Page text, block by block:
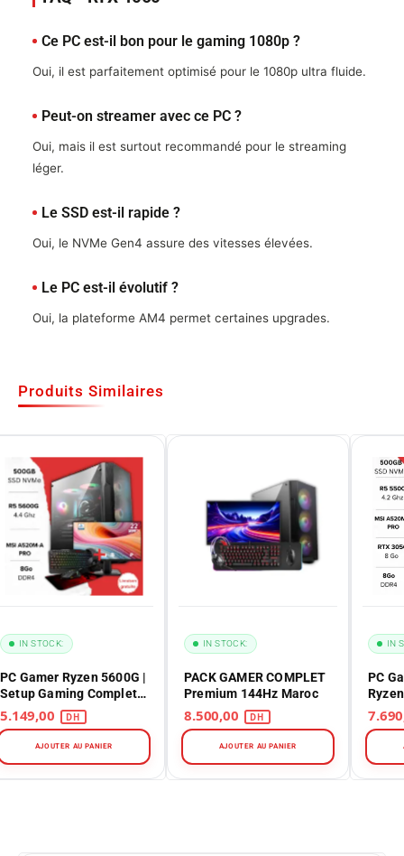
Ce PC est-il bon pour le gaming 1080p ?
Oui, il est parfaitement optimisé pour le 1080p ultra fluide.
Peut-on streamer avec ce PC ?
Oui, mais il est surtout recommandé pour le streaming
léger.
Le SSD est-il rapide ?
Oui, le NVMe Gen4 assure des vitesses élevées.
Le PC est-il évolutif ?
Oui, la plateforme AM4 permet certaines upgrades.
Produits Similaires
PC Gamer Ryzen 5600G |
Setup Gaming Complet
Maroc
IN STOCK:
AJOUTER AU PANIER
PACK GAMER COMPLET
Premium 144Hz Maroc
IN STOCK:
AJOUTER AU PANIER
PC
Maroc
IN